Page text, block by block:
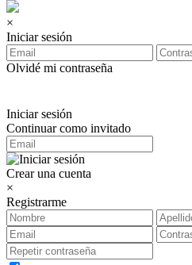
×
Iniciar sesión
Olvidé mi contraseña
Iniciar sesión
Continuar como invitado
Crear una cuenta
×
Registrarme